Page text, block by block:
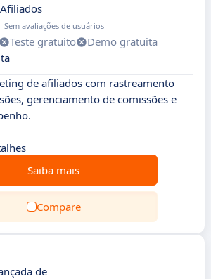
Sem avaliações de usuários
Teste gratuito
Demo gratuita
de afiliados com rastreamento
gerenciamento de comissões e
Saiba mais
Compare
de